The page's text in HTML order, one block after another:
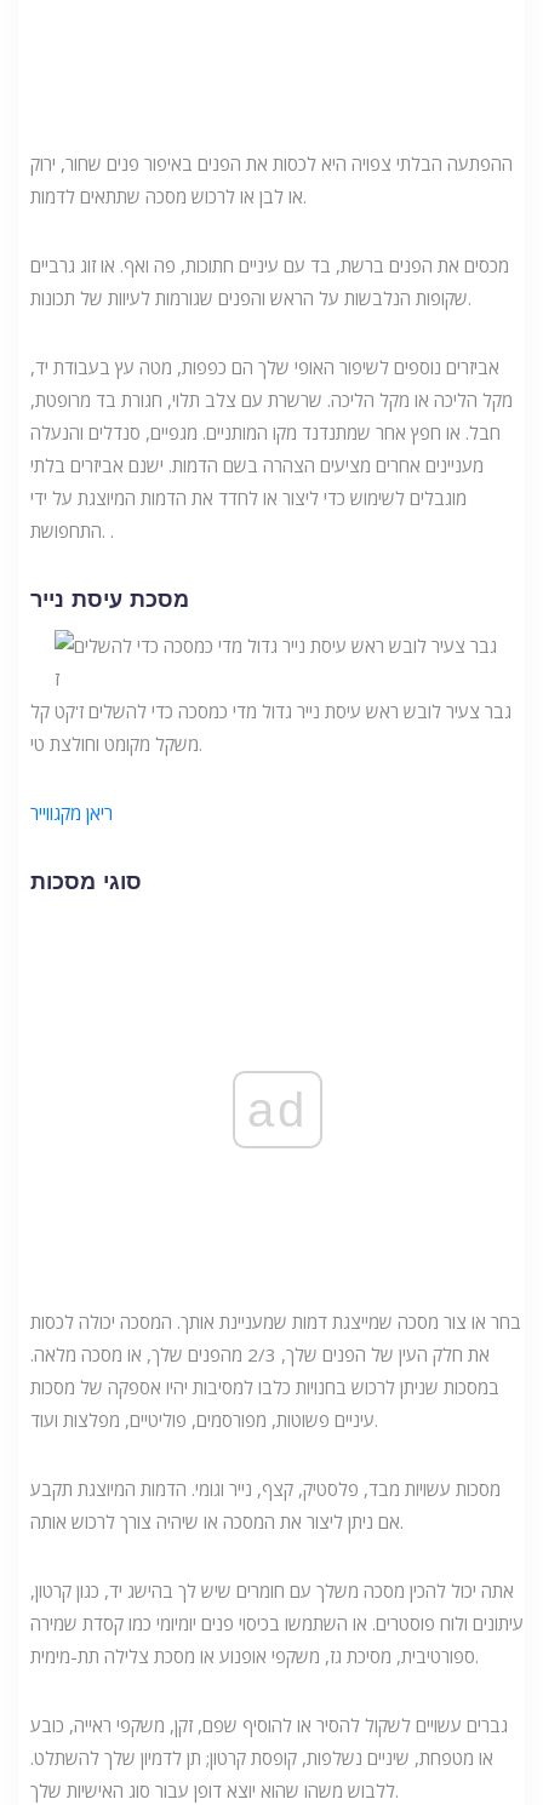
ההפתעה הבלתי צפויה היא לכסות את הפנים באיפור פנים שחור, ירוק
או לבן או לרכוש מסכה שתתאים לדמות.
מכסים את הפנים ברשת, בד עם עיניים חתוכות, פה ואף. או זוג גרביים
שקופות הנלבשות על הראש והפנים שגורמות לעיוות של תכונות.
אביזרים נוספים לשיפור האופי שלך הם כפפות, מטה עץ בעבודת יד,
מקל הליכה או מקל הליכה. שרשרת עם צלב תלוי, חגורת בד מרופטת,
חבל. או חפץ אחר שמתנדנד מקו המותניים. מגפיים, סנדלים והנעלה
מעניינים אחרים מציעים הצהרה בשם הדמות. ישנם אביזרים בלתי
מוגבלים לשימוש כדי ליצור או לחדד את הדמות המיוצגת על ידי
התחפושת. .
מסכת עיסת נייר
גבר צעיר לובש ראש עיסת נייר גדול מדי כמסכה כדי להשלים ז'קט קל
משקל מקומט וחולצת טי.
ריאן מקגווייר
סוגי מסכות
ad
בחר או צור מסכה שמייצגת דמות שמעניינת אותך. המסכה יכולה לכסות
את חלק העין של הפנים שלך, 2/3 מהפנים שלך, או מסכה מלאה.
במסכות שניתן לרכוש בחנויות כלבו למסיבות יהיו אספקה ​​של מסכות
עיניים פשוטות, מפורסמים, פוליטיים, מפלצות ועוד.
מסכות עשויות מבד, פלסטיק, קצף, נייר וגומי. הדמות המיוצגת תקבע
אם ניתן ליצור את המסכה או שיהיה צורך לרכוש אותה.
אתה יכול להכין מסכה משלך עם חומרים שיש לך בהישג יד, כגון קרטון,
עיתונים ולוח פוסטרים. או השתמשו בכיסוי פנים יומיומי כמו קסדת שמירה
ספורטיבית, מסיכת גז, משקפי אופנוע או מסכת צלילה תת-מימית.
גברים עשויים לשקול להסיר או להוסיף שפם, זקן, משקפי ראייה, כובע
או מטפחת, שיניים נשלפות, קופסת קרטון; תן לדמיון שלך להשתלט.
ללבוש משהו שהוא יוצא דופן עבור סוג האישיות שלך.